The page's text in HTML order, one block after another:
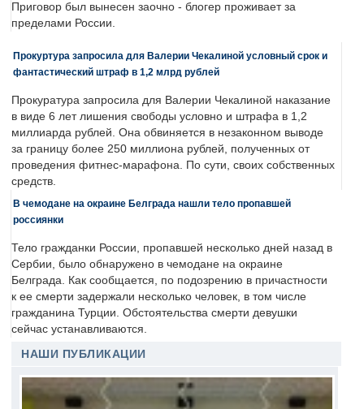
Приговор был вынесен заочно - блогер проживает за
пределами России.
Прокуртура запросила для Валерии Чекалиной условный срок и
фантастический штраф в 1,2 млрд рублей
Прокуратура запросила для Валерии Чекалиной наказание
в виде 6 лет лишения свободы условно и штрафа в 1,2
миллиарда рублей. Она обвиняется в незаконном выводе
за границу более 250 миллиона рублей, полученных от
проведения фитнес-марафона. По сути, своих собственных
средств.
В чемодане на окраине Белграда нашли тело пропавшей
россиянки
Тело гражданки России, пропавшей несколько дней назад в
Сербии, было обнаружено в чемодане на окраине
Белграда. Как сообщается, по подозрению в причастности
к ее смерти задержали несколько человек, в том числе
гражданина Турции. Обстоятельства смерти девушки
сейчас устанавливаются.
НАШИ ПУБЛИКАЦИИ